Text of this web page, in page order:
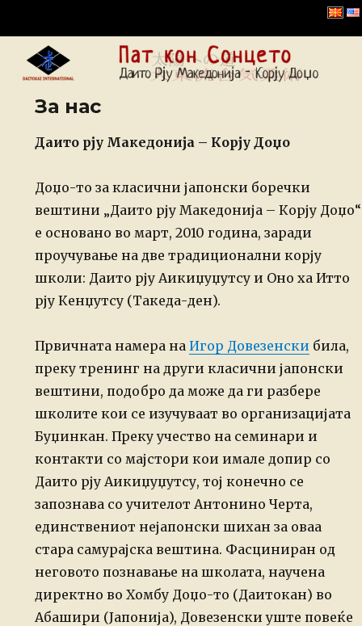
Даито Рју Корју Доџо –
Македонија
За нас
Даито рју Македонија – Корју Доџо
Доџо-то за класични јапонски боречки
вештини „Даито рју Македонија – Корју Доџо“
е основано во март, 2010 година, заради
проучување на две традиционални корју
школи: Даито рју Аикиџуџутсу и Оно ха Итто
рју Кенџутсу (Такеда-ден).
Првичната намера на Игор Довезенски била,
преку тренинг на други класични јапонски
вештини, подобро да може да ги разбере
школите кои се изучуваат во организацијата
Буџинкан. Преку учество на семинари и
контакти со мајстори кои имале допир со
Даито рју Аикиџуџутсу, тој конечно се
запознава со учителот Антонино Черта,
единствениот нејапонски шихан за оваа
стара самурајска вештина. Фасциниран од
неговото познавање на школата, научена
директно во Хомбу Доџо-то (Даитокан) во
Абашири (Јапонија), Довезенски уште повеќе